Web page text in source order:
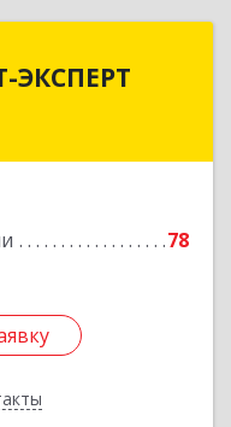
ЭКСПЕРТ
78
ИТ-ЭКСПЕРТ
Камень г,